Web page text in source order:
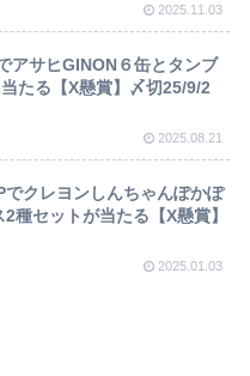
2025.11.03
アサヒGINON６缶とタンブ
たる【X懸賞】〆切25/9/2
2025.08.21
クレヨンしんちゃんぽかぽ
種セットが当たる【X懸賞】
2025.01.03